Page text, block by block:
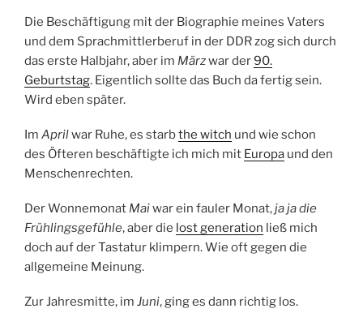
Die Beschäftigung mit der Biographie meines Vaters
und dem Sprachmittlerberuf in der DDR zog sich durch
das erste Halbjahr, aber im Märzwar der90.
Geburtstag. Eigentlich sollte das Buch da fertig sein.
Wird eben später.
Im Aprilwar Ruhe, es starbthe witch und wie schon
des Öfteren beschäftigte ich mich mit Europa und den
Menschenrechten.
Der Wonnemonat Maiwar ein fauler Monat,ja ja die
Frühlingsgefühle, aber die lost generation ließ mich
doch auf der Tastatur klimpern. Wie oft gegen die
allgemeine Meinung.
Zur Jahresmitte, im Juni, ging es dann richtig los.